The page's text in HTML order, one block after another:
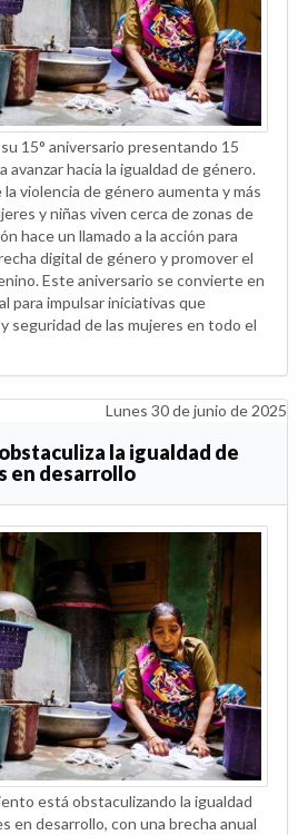
15° aniversario presentando 15
avanzar hacia la igualdad de género.
violencia de género aumenta y más
y niñas viven cerca de zonas de
hace un llamado a la acción para
digital de género y promover el
Este aniversario se convierte en
para impulsar iniciativas que
seguridad de las mujeres en todo el
Lunes 30 de junio de 2025
la igualdad de
en desarrollo
está obstaculizando la igualdad
en desarrollo, con una brecha anual